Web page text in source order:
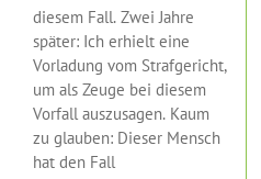
diesem Fall. Zwei Jahre
später: Ich erhielt eine
Vorladung vom Strafgericht,
um als Zeuge bei diesem
Vorfall auszusagen. Kaum
zu glauben: Dieser Mensch
hat den Fall